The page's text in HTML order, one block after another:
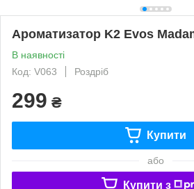
Ароматизатор K2 Evos
В наявності
Код: V063
Роздріб
299 ₴
Купити
або
Купити з